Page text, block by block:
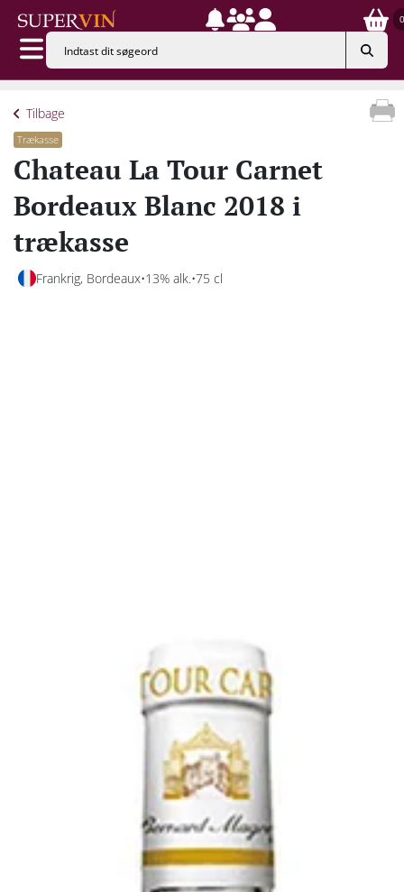
0
Tilbage
Trækasse
Chateau La Tour Carnet
Bordeaux Blanc 2018 i
trækasse
Frankrig, Bordeaux 13% alk. 75 cl